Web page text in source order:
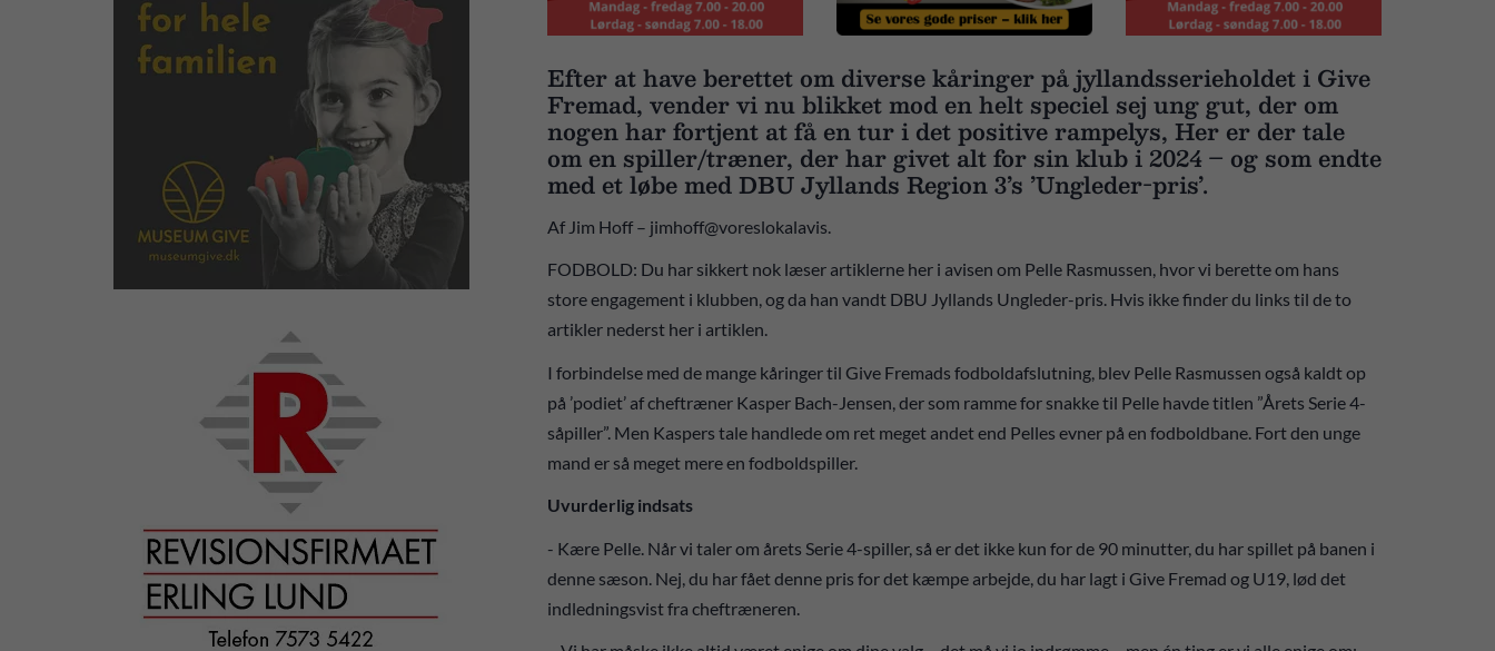
Efter at have berettet om diverse kåringer på jyllandsserieholdet i Give
Fremad, vender vi nu blikket mod en helt speciel sej ung gut, der om
nogen har fortjent at få en tur i det positive rampelys, Her er der tale
om en spiller/træner, der har givet alt for sin klub i 2024 – og som endte
med et løbe med DBU Jyllands Region 3’s ’Ungleder-pris’.
Af Jim Hoff – jimhoff@voreslokalavis.
FODBOLD: Du har sikkert nok læser artiklerne her i avisen om Pelle Rasmussen, hvor vi berette om hans
store engagement i klubben, og da han vandt DBU Jyllands Ungleder-pris. Hvis ikke finder du links til de to
artikler nederst her i artiklen.
I forbindelse med de mange kåringer til Give Fremads fodboldafslutning, blev Pelle Rasmussen også kaldt op
på ’podiet’ af cheftræner Kasper Bach-Jensen, der som ramme for snakke til Pelle havde titlen ”Årets Serie 4-
såpiller”. Men Kaspers tale handlede om ret meget andet end Pelles evner på en fodboldbane. Fort den unge
mand er så meget mere en fodboldspiller.
Uvurderlig indsats
- Kære Pelle. Når vi taler om årets Serie 4-spiller, så er det ikke kun for de 90 minutter, du har spillet på banen i
denne sæson. Nej, du har fået denne pris for det kæmpe arbejde, du har lagt i Give Fremad og U19, lød det
indledningsvist fra cheftræneren.